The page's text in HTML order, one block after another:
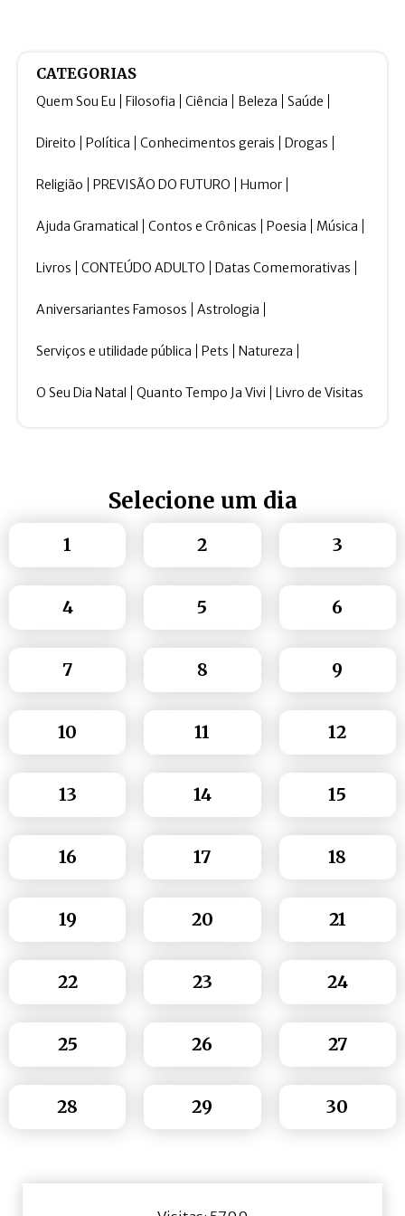
CATEGORIAS
Quem Sou Eu Filosofia Ciência Beleza Saúde
Direito Política Conhecimentos gerais Drogas
Religião PREVISÃO DO FUTURO Humor
Ajuda Gramatical Contos e Crônicas Poesia Música
Livros CONTEÚDO ADULTO Datas Comemorativas
Aniversariantes Famosos Astrologia
Serviços e utilidade pública Pets Natureza
O Seu Dia Natal Quanto Tempo Ja Vivi Livro de Visitas
Selecione um dia
1 2 3
4 5 6
7 8 9
10 11 12
13 14 15
16 17 18
19 20 21
22 23 24
25 26 27
28 29 30